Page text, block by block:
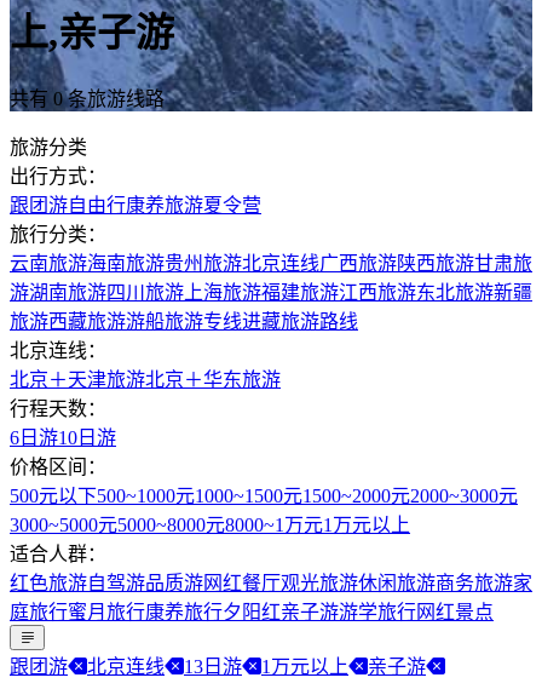
上,亲子游
共有 0 条旅游线路
旅游分类
出行方式：
跟团游自由行康养旅游夏令营
旅行分类：
云南旅游海南旅游贵州旅游北京连线广西旅游陕西旅游甘肃旅
游湖南旅游四川旅游 上海旅游福建旅游江西旅游东北旅游新疆
旅游西藏旅游游船旅游专线进藏旅游路线
北京连线：
北京＋天津旅游北京＋华东旅游
行程天数：
6日游10日游
价格区间：
500元以下500~1000元1000~1500元1500~2000元2000~3000元
3000~5000元5000~8000元8000~1万元1万元以上
适合人群：
红色旅游自驾游品质游网红餐厅观光旅游休闲旅游商务旅游家
庭旅行蜜月旅行康养旅行夕阳红亲子游游学旅行网红景点
跟团游 北京连线 13日游 1万元以上 亲子游